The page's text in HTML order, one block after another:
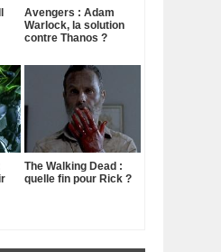
Avengers : Adam
Warlock, la solution
contre Thanos ?
The Walking Dead :
quelle fin pour Rick ?